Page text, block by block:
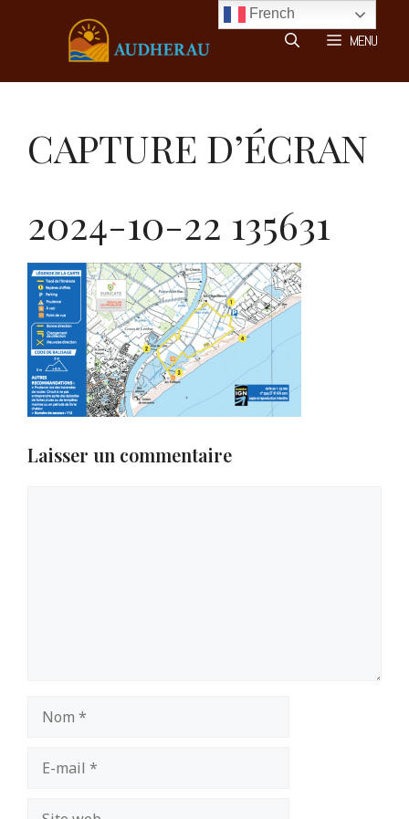
MENU
CAPTURE D’ÉCRAN
2024-10-22 135631
Laisser un commentaire
mail
French